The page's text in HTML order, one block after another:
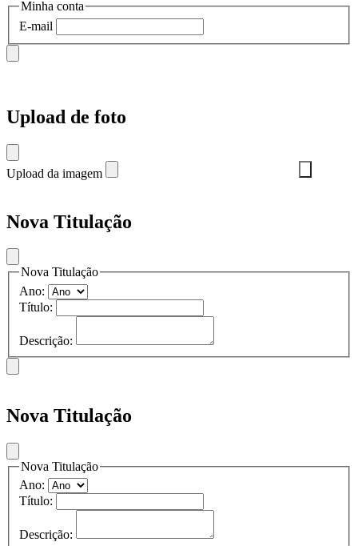
Minha conta
E-mail
Upload de foto
Upload da imagem
Nova Titulação
Nova Titulação
Ano:
Título:
Descrição:
Nova Titulação
Nova Titulação
Ano:
Título:
Descrição: